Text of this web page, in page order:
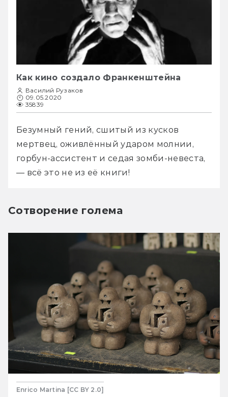
Как кино создало Франкенштейна
Василий Рузаков
09.05.2020
35839
Безумный гений, сшитый из кусков
мертвец, оживлённый ударом молнии,
горбун-ассистент и седая зомби-невеста,
— всё это не из её книги!
Сотворение голема
Enrico Martina [CC BY 2.0]